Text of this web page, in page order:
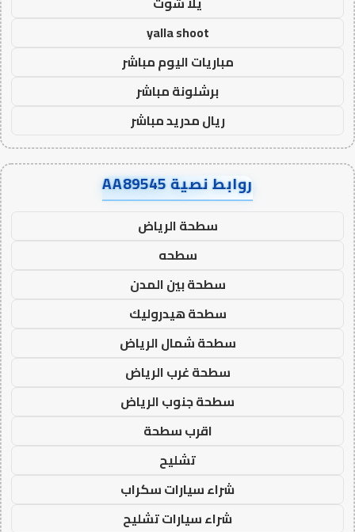
yalla shoot
مباريات اليوم مباشر
برشلونة مباشر
ريال مدريد مباشر
روابط نصية AA89545
سطحة الرياض
سطحه
سطحة بين المدن
سطحة هيدروليك
سطحة شمال الرياض
سطحة غرب الرياض
سطحة جنوب الرياض
اقرب سطحة
تشليح
شراء سيارات سكراب
شراء سيارات تشليح